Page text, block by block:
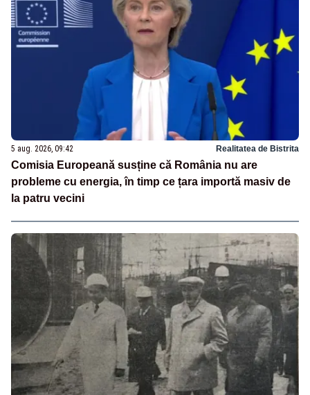
5 aug. 2026, 09:42 Realitatea de Bistrita
Comisia Europeană susține că România nu are
probleme cu energia, în timp ce țara importă masiv de
la patru vecini